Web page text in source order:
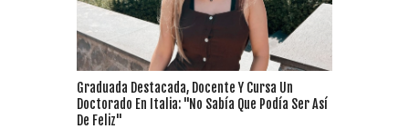
Graduada Destacada, Docente Y Cursa Un
Doctorado En Italia: "No Sabía Que Podía Ser Así
De Feliz"